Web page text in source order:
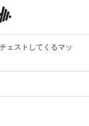
ェストしてくるマッ